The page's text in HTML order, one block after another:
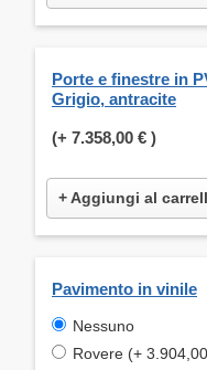
Porte e finestre in
Grigio, antracite
(+ 7.358,00 € )
+ Aggiungi al
Pavimento in vinile
Nessuno
Rovere (+